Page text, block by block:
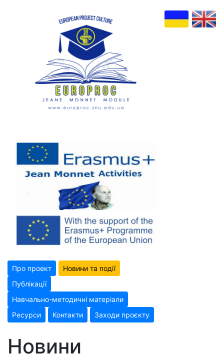
Про проект
Новини та події
Публікації
Навчально-методичні матеріали
Ресурси
Контакти Заходи проєкту
Новини